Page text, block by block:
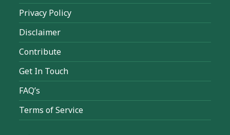
Privacy Policy
Disclaimer
Contribute
Get In Touch
FAQ’s
Terms of Service